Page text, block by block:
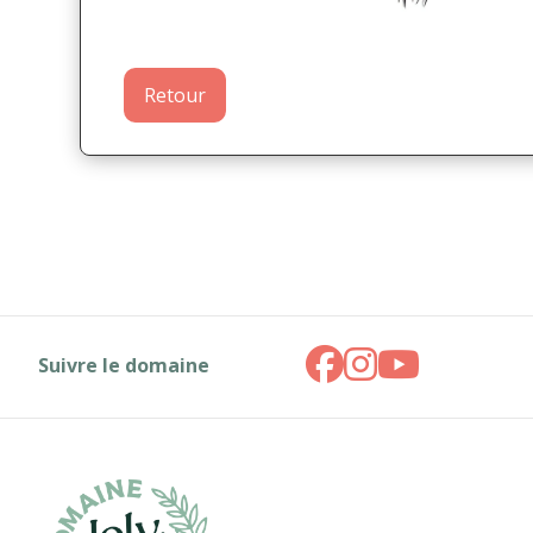
Retour
Suivre le domaine